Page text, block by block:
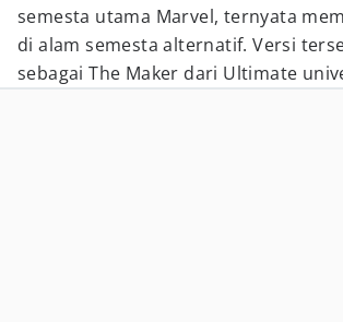
semesta utama Marvel, ternyata
di alam semesta alternatif. Versi
sebagai The Maker dari Ultimate